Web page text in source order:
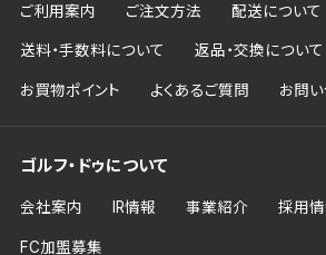
ご利用案内 ご注文方法 配送について
送料・手数料について 返品・交換について
お買物ポイント よくあるご質問 お問
ゴルフ・ドゥについて
会社案内 IR情報 事業紹介 採用
FC加盟募集